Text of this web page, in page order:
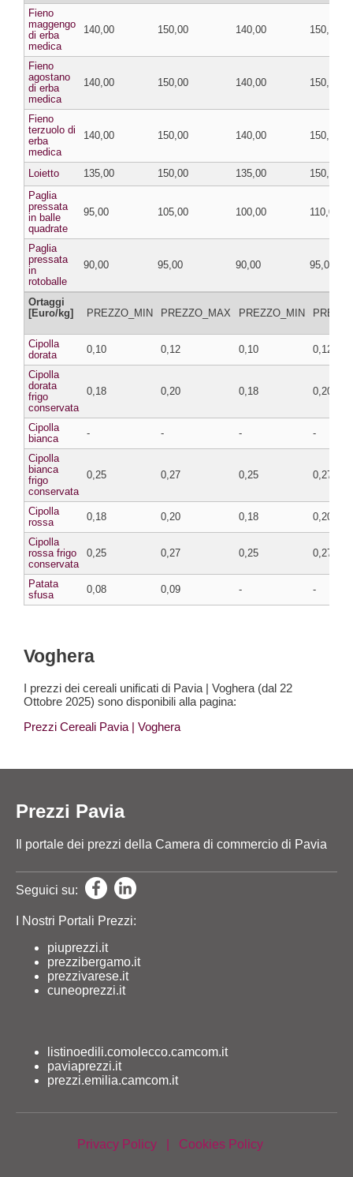
Fieno
maggengo
di erba
medica
140,00 150,00 140,00 150,00
Fieno
agostano
di erba
medica
140,00 150,00 140,00 150,00
Fieno
terzuolo di
erba
medica
140,00 150,00 140,00 150,00
Loietto 135,00 150,00 135,00
150,00
Paglia
pressata
in balle
quadrate
95,00 105,00 100,00 110,00
Paglia
pressata
in
rotoballe
90,00 95,00 90,00 95,00
Ortaggi
[Euro/kg]
PREZZO_MIN PREZZO_MAX PREZZO_MIN
Cipolla
dorata
0,10 0,12 0,10 0,12
Cipolla
dorata
frigo
conservata
0,18 0,20 0,18 0,20
Cipolla
bianca
- - - -
Cipolla
bianca
frigo
conservata
0,25 0,27 0,25 0,27
Cipolla
rossa
0,18 0,20 0,18 0,20
Cipolla
rossa frigo
conservata
0,25 0,27 0,25 0,27
Patata
sfusa
0,08 0,09 - -
Voghera
I prezzi dei cereali unificati di Pavia | Voghera (dal 22
Ottobre 2025) sono disponibili alla pagina:
Prezzi Cereali Pavia | Voghera
Prezzi Pavia
Il portale dei prezzi della Camera di commercio di Pavia
Seguici su:
I Nostri Portali Prezzi:
piuprezzi.it
prezzibergamo.it
prezzivarese.it
cuneoprezzi.it
listinoedili.comolecco.camcom.it
paviaprezzi.it
prezzi.emilia.camcom.it
Privacy Policy Cookies Policy